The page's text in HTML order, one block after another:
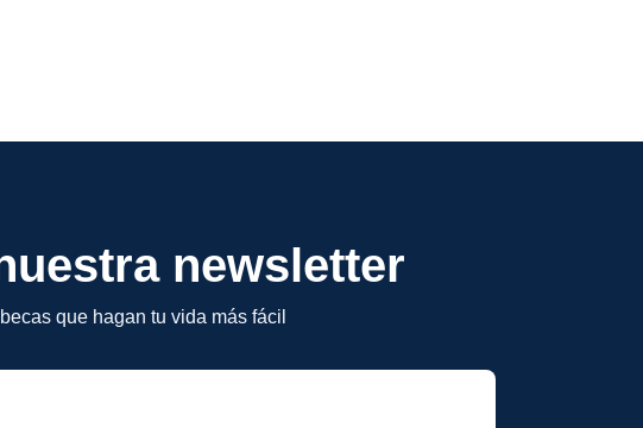
newsletter
que hagan tu vida más fácil